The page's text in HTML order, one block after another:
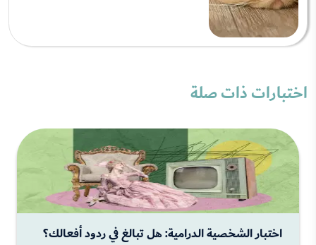
اختبارات ذات صلة
اختبار الشخصية الدرامية: هل تبالغ في ردود أفعالك؟